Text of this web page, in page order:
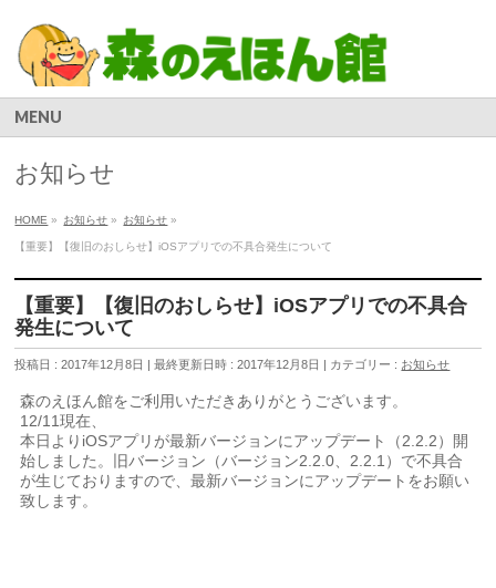
MENU
お知らせ
HOME » お知らせ » お知らせ »
【重要】【復旧のおしらせ】iOSアプリでの不具合発生について
【重要】【復旧のおしらせ】iOSアプリでの不具合
発生について
投稿日 : 2017年12月8日 最終更新日時 : 2017年12月8日 カテゴリー : お知らせ
森のえほん館をご利用いただきありがとうございます。
12/11現在、
本日よりiOSアプリが最新バージョンにアップデート（2.2.2）開
始しました。旧バージョン（バージョン2.2.0、2.2.1）で不具合
が生じておりますので、最新バージョンにアップデートをお願い
致します。